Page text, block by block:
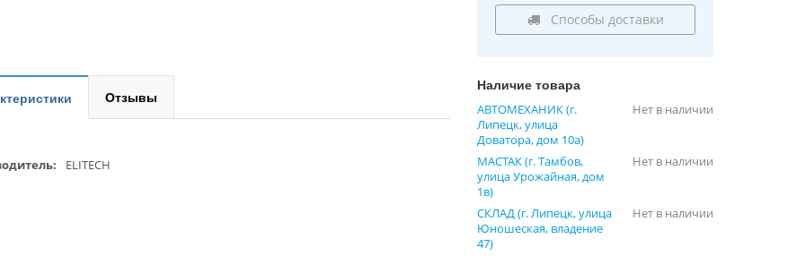
Способы доставки
Отзывы
ELITECH
Наличие товара
АВТОМЕХАНИК (г.
Липецк, улица
Доватора, дом 10а)
Нет в наличии
МАСТАК (г. Тамбов,
улица Урожайная, дом
1в)
Нет в наличии
СКЛАД (г. Липецк, улица
Юношеская, владение
47)
Нет в наличии